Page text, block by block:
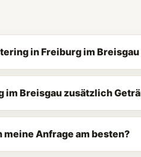
in Freiburg im
im Breisgau zusätzlich
Anfrage am besten?